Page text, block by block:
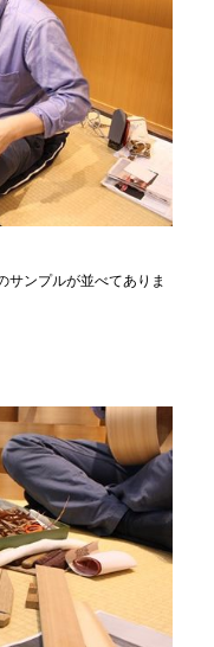
サンプルが並べてありま